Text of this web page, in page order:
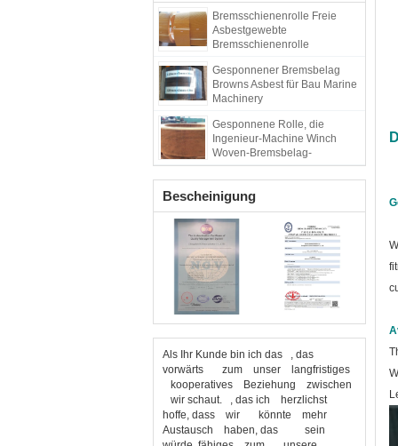
Bremsschienenrolle Freie
Asbestgewebte
Bremsschienenrolle
Gesponnener Bremsbelag
Browns Asbest für Bau Marine
Machinery
Gesponnene Rolle, die
Ingenieur-Machine Winch
Woven-Bremsbelag-
materielles Bremsband
zeichnet
Bescheinigung
Als Ihr Kunde bin ich das , das
vorwärts zum unser langfristiges
kooperatives Beziehung zwischen
wir schaut. , das ich herzlichst
hoffe, dass wir könnte mehr
Austausch haben, das sein